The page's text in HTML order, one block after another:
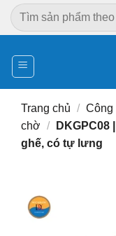
Chuyển
đến
dung
Tìm
kiếm:
Trang chủ / Công
chờ /
DKGPC08
ghế, có tự lưng